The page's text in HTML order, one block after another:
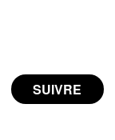
SUIVRE